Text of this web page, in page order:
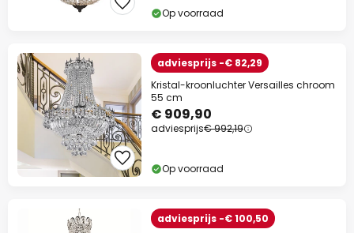
Op voorraad
adviesprijs -€ 82,29
Kristal-kroonluchter Versailles chroom
55 cm
€ 909,90
adviesprijs€ 992,19
Op voorraad
adviesprijs -€ 100,50